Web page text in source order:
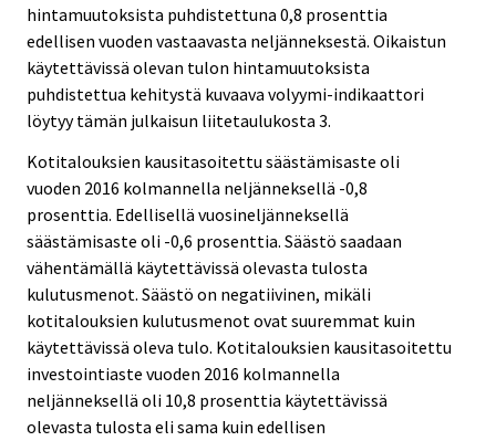
hintamuutoksista puhdistettuna 0,8 prosenttia
edellisen vuoden vastaavasta neljänneksestä. Oikaistun
käytettävissä olevan tulon hintamuutoksista
puhdistettua kehitystä kuvaava volyymi-indikaattori
löytyy tämän julkaisun liitetaulukosta 3.
Kotitalouksien kausitasoitettu säästämisaste oli
vuoden 2016 kolmannella neljänneksellä -0,8
prosenttia. Edellisellä vuosineljänneksellä
säästämisaste oli -0,6 prosenttia. Säästö saadaan
vähentämällä käytettävissä olevasta tulosta
kulutusmenot. Säästö on negatiivinen, mikäli
kotitalouksien kulutusmenot ovat suuremmat kuin
käytettävissä oleva tulo. Kotitalouksien kausitasoitettu
investointiaste vuoden 2016 kolmannella
neljänneksellä oli 10,8 prosenttia käytettävissä
olevasta tulosta eli sama kuin edellisen